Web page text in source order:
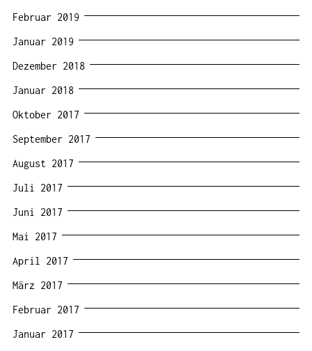
Februar 2019
Januar 2019
Dezember 2018
Januar 2018
Oktober 2017
September 2017
August 2017
Juli 2017
Juni 2017
Mai 2017
April 2017
März 2017
Februar 2017
Januar 2017